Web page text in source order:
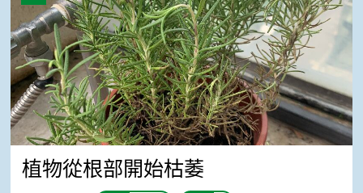
植物從根部開始枯萎